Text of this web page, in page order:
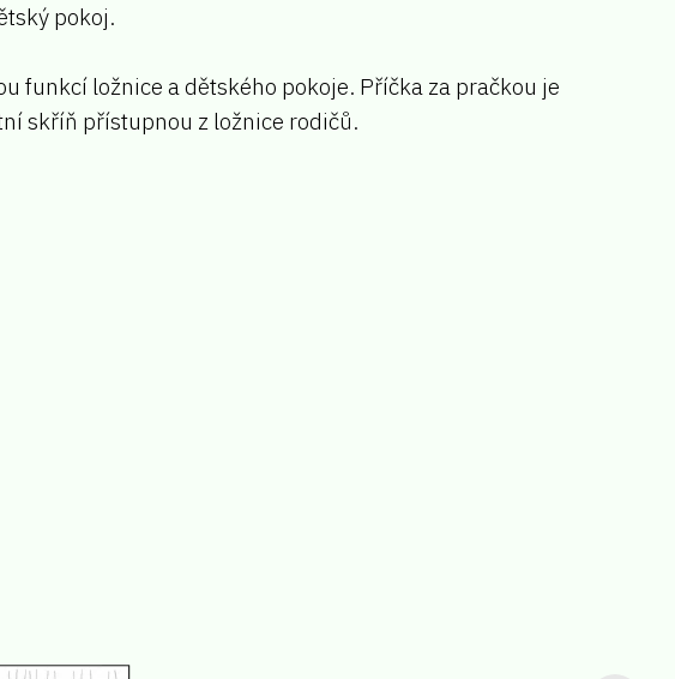
pokoj.
funkcí ložnice a dětského pokoje. Příčka za pračkou je
skříň přístupnou z ložnice rodičů.